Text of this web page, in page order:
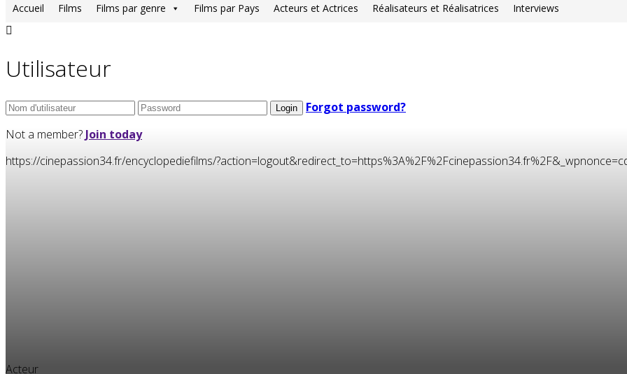
Accueil Films Films par genre Films par Pays Acteurs et Actrices Réalisateurs et Réalisatrices Interviews
Utilisateur
Forgot password?
Not a member? Join today
https://cinepassion34.fr/encyclopediefilms/
Acteur